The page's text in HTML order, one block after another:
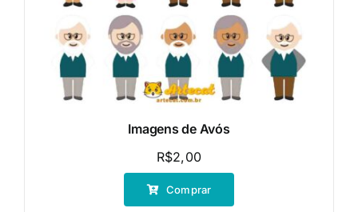
Imagens de Avós
R$2,00
Comprar